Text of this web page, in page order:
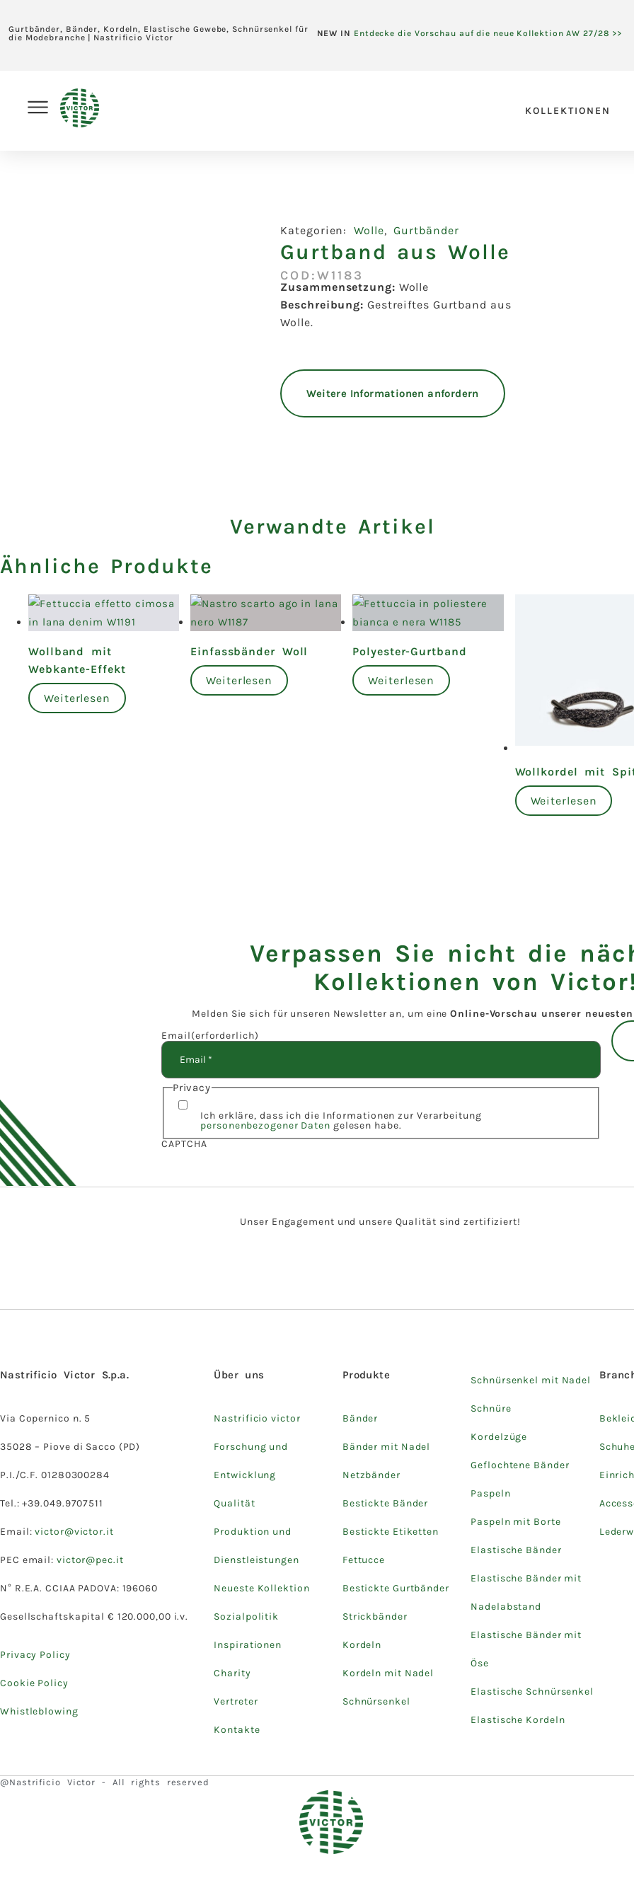
Gurtbänder, Bänder, Kordeln, Elastische Gewebe, Schnürsenkel für
die Modebranche | Nastrificio Victor
NEW IN Entdecke die Vorschau auf die neue Kollektion AW 27/28 >>
KOLLEKTIONEN
Kategorien:Wolle,Gurtbänder
Gurtband aus Wolle
COD:W1183
Zusammensetzung: Wolle
Beschreibung: Gestreiftes Gurtband aus
Wolle.
Weitere Informationen anfordern
Verwandte Artikel
Ähnliche Produkte
Wollband mit
Webkante-Effekt
Weiterlesen
Einfassbänder Woll
Weiterlesen
Polyester-Gurtband
Weiterlesen
Wollkordel mit
Weiterlesen
Verpassen Sie nicht die
Kollektionen von
Melden Sie sich für unseren Newsletter an, um eineOnline-Vorschau unserer
Email(erforderlich)
Privacy
Ich erkläre, dass ich die Informationen zur Verarbeitung
personenbezogener Daten gelesen habe.
CAPTCHA
Unser Engagement und unsere Qualität sind zertifiziert!
Nastrificio Victor S.p.a.
Via Copernico n. 5
35028 – Piove di Sacco (PD)
P.I./C.F. 01280300284
Tel.: +39.049.9707511
Email:victor@victor.it
PEC email: victor@pec.it
N° R.E.A. CCIAA PADOVA: 196060
Gesellschaftskapital € 120.000,00 i.v.
Privacy Policy
Cookie Policy
Whistleblowing
Über uns
Nastrificio victor
Forschung und
Entwicklung
Qualität
Produktion und
Dienstleistungen
Neueste Kollektion
Sozialpolitik
Inspirationen
Charity
Vertreter
Kontakte
Produkte
Bänder
Bänder mit Nadel
Netzbänder
Bestickte Bänder
Bestickte Etiketten
Fettucce
Bestickte Gurtbänder
Strickbänder
Kordeln
Kordeln mit Nadel
Schnürsenkel
Schnürsenkel mit Nadel
Schnüre
Kordelzüge
Geflochtene Bänder
Paspeln
Paspeln mit Borte
Elastische Bänder
Elastische Bänder mit
Nadelabstand
Elastische Bänder mit
Öse
Elastische Schnürsenkel
Elastische Kordeln
@Nastrificio Victor - All rights reserved